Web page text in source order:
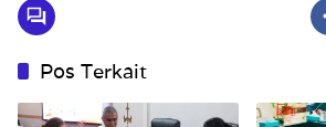
Pos Terkait